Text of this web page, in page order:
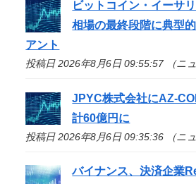
ビットコイン・イーサ
相場の最終段階に典型
アント
投稿日 2026年8月6日 09:55:57 （ニュ
JPYC株式会社にAZ-
計60億円に
投稿日 2026年8月6日 09:35:36 （ニュ
バイナンス、決済企業